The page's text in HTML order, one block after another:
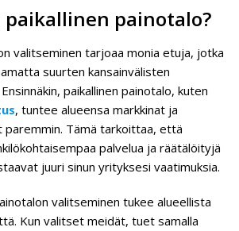
painotalo?
valitseminen tarjoaa monia etuja, jotka
suurten kansainvälisten
paikallinen painotalo, kuten
, tuntee alueensa markkinat ja
paremmin. Tämä tarkoittaa, että
palvelua ja räätälöityjä
juuri sinun yrityksesi vaatimuksia.
valitseminen tukee alueellista
Kun valitset meidät, tuet samalla